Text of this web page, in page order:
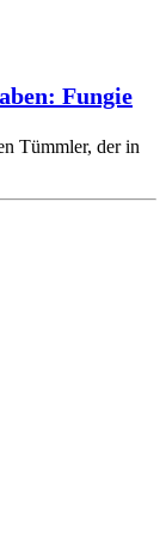
Fungie
Tümmler, der in